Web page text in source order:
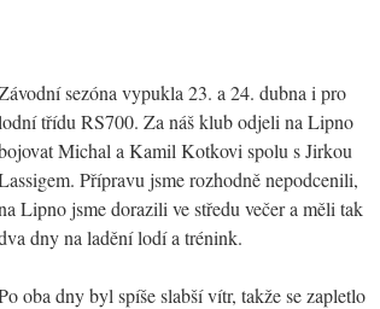
sezóna vypukla 23. a 24. dubna i pro
třídu RS700. Za náš klub odjeli na Lipno
Michal a Kamil Kotkovi spolu s Jirkou
Přípravu jsme rozhodně nepodcenili,
Lipno jsme dorazili ve středu večer a měli tak
dny na ladění lodí a trénink.
oba dny byl spíše slabší vítr, takže se zapletlo